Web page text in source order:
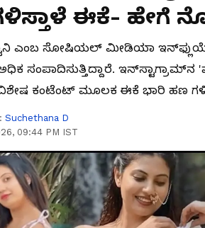
ಈಕೆ- ಹೇಗೆ
ಎಂಬ ಸೋಷಿಯಲ್ ಮೀಡಿಯಾ
ಸಂಪಾದಿಸುತ್ತಿದ್ದಾರೆ. ಇನ್​ಸ್ಟಾಗ್ರಾಮ್​ನ
ಕಂಟೆಂಟ್ ಮೂಲಕ ಈಕೆ ಭಾರಿ ಹಣ
Suchethana D
09:44 PM IST